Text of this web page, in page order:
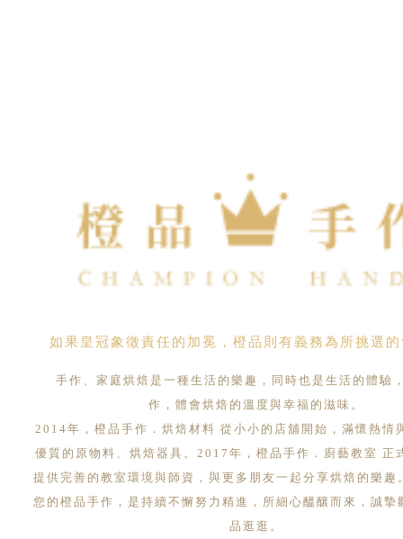
如果皇冠象徵責任的加冕，橙品則有義務為所挑選
手作、家庭烘焙是一種生活的樂趣，同時也是生活的體驗
作，體會烘焙的溫度與幸福的滋味。
2014年，橙品手作．烘焙材料 從小小的店舖開始，滿懷熱情
優質的原物料、烘焙器具。2017年，橙品手作．廚藝教室 正
提供完善的教室環境與師資，與更多朋友一起分享烘焙的樂趣
您的橙品手作，是持續不懈努力精進，所細心醞釀而來，誠摯
品逛逛。